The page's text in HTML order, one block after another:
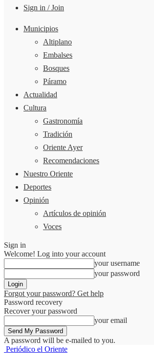
Sign in / Join
Municipios
Altiplano
Embalses
Bosques
Páramo
Actualidad
Cultura
Gastronomía
Tradición
Oriente Ayer
Recomendaciones
Nuestro Oriente
Deportes
Opinión
Artículos de opinión
Voces
Sign in
Welcome! Log into your account
your username
your password
Forgot your password? Get help
Password recovery
Recover your password
your email
A password will be e-mailed to you.
Periódico el Oriente